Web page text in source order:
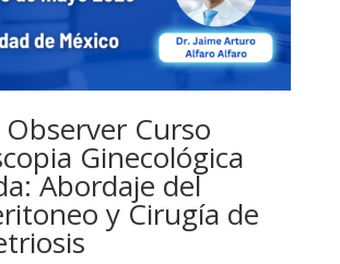
Curso
Ginecológica
Abordaje del
y Cirugía de